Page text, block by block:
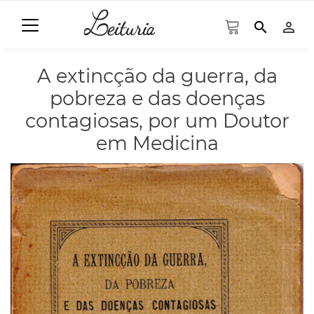
search person_outline
A extincção da guerra, da
pobreza e das doenças
contagiosas, por um Doutor
em Medicina